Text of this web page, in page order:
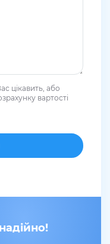
цікавить, або
вартості